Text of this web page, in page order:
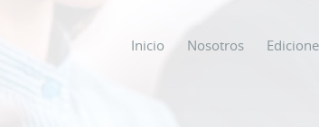
Inicio Nosotros